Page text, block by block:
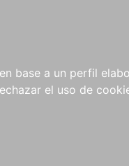
base a un perfil
el uso de
NOTICIAS